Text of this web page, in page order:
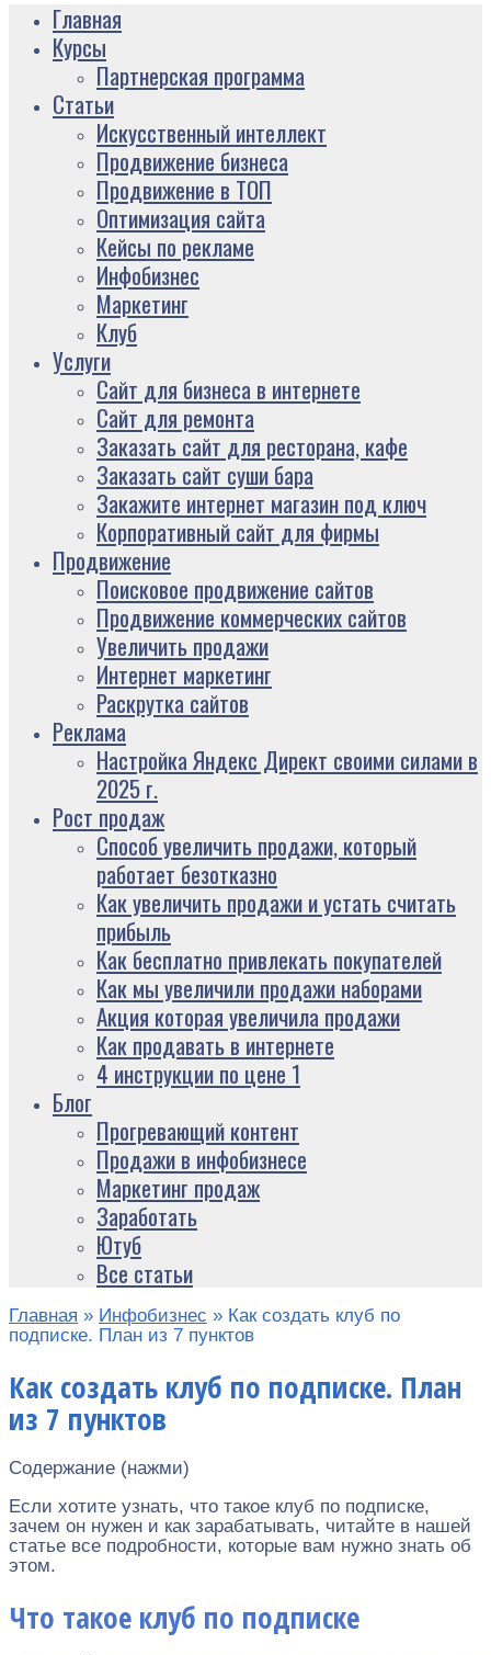
Главная
Курсы
Партнерская программа
Статьи
Искусственный интеллект
Продвижение бизнеса
Продвижение в ТОП
Оптимизация сайта
Кейсы по рекламе
Инфобизнес
Маркетинг
Клуб
Услуги
Сайт для бизнеса в интернете
Сайт для ремонта
Заказать сайт для ресторана, кафе
Заказать сайт суши бара
Закажите интернет магазин под ключ
Корпоративный сайт для фирмы
Продвижение
Поисковое продвижение сайтов
Продвижение коммерческих сайтов
Увеличить продажи
Интернет маркетинг
Раскрутка сайтов
Реклама
Настройка Яндекс Директ своими силами в
2025 г.
Рост продаж
Способ увеличить продажи, который
работает безотказно
Как увеличить продажи и устать считать
прибыль
Как бесплатно привлекать покупателей
Как мы увеличили продажи наборами
Акция которая увеличила продажи
Как продавать в интернете
4 инструкции по цене 1
Блог
Прогревающий контент
Продажи в инфобизнесе
Маркетинг продаж
Заработать
Ютуб
Все статьи
Главная » Инфобизнес » Как создать клуб по
подписке. План из 7 пунктов
Как создать клуб по подписке. План
из 7 пунктов
Содержание (нажми)
Если хотите узнать, что такое клуб по подписке,
зачем он нужен и как зарабатывать, читайте в нашей
статье все подробности, которые вам нужно знать об
этом.
Что такое клуб по подписке